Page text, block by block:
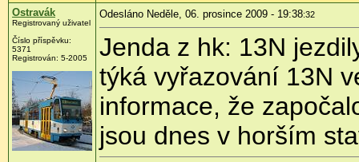
Ostravák
Registrovaný uživatel
Číslo příspěvku:
5371
Registrován: 5-2005
Odesláno Neděle, 06. prosince 2009 - 19:38:32
Jenda z hk: 13N
týká vyřazování 13N
informace, že
jsou dnes v horším